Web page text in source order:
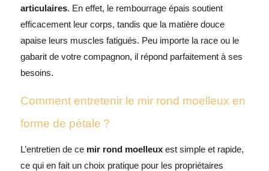
articulaires. En effet, le rembourrage épais soutient
efficacement leur corps, tandis que la matière douce
apaise leurs muscles fatigués. Peu importe la race ou le
gabarit de votre compagnon, il répond parfaitement à ses
besoins.
Comment entretenir le mir rond moelleux en
forme de pétale ?
L’entretien de ce mir rond moelleuxest simple et rapide,
ce qui en fait un choix pratique pour les propriétaires